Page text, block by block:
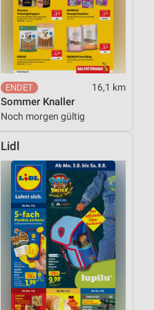
16,1 km
Sommer Knaller
Noch morgen gültig
Lidl